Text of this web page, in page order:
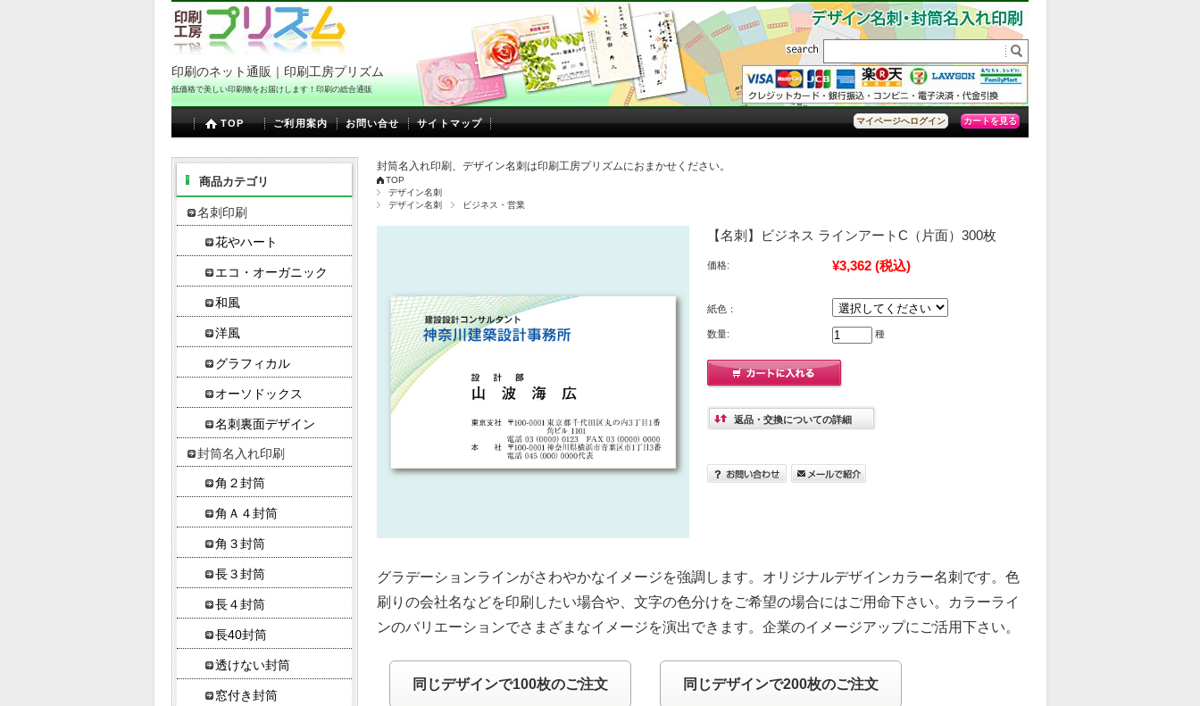
印刷のネット通販｜印刷工房プリズム
低価格で美しい印刷物をお届けします！印刷の総合通販
マイページへログイン カートを見る
TOP ご利用案内 お問い合せ サイトマップ
封筒名入れ印刷、デザイン名刺は印刷工房プリズムにおまかせください。
TOP
デザイン名刺
デザイン名刺
ビジネス・営業
【名刺】ビジネス ラインアートC（片面）300枚
価格: ¥3,362 (税込)
紙色：
数量: 種
返品・交換についての詳細
グラデーションラインがさわやかなイメージを強調します。オリジナルデザインカラー名刺です。色
刷りの会社名などを印刷したい場合や、文字の色分けをご希望の場合にはご用命下さい。カラーライ
ンのバリエーションでさまざまなイメージを演出できます。企業のイメージアップにご活用下さい。
同じデザインで100枚のご注文 同じデザインで200枚のご注文
商品カテゴリ
名刺印刷
花やハート
エコ・オーガニック
和風
洋風
グラフィカル
オーソドックス
名刺裏面デザイン
封筒名入れ印刷
角２封筒
角Ａ４封筒
角３封筒
長３封筒
長４封筒
長40封筒
透けない封筒
窓付き封筒